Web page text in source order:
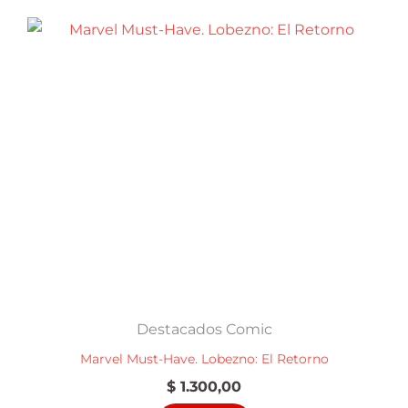
Destacados Comic
Marvel Must-Have. Lobezno: El Retorno
$ 1.300,00